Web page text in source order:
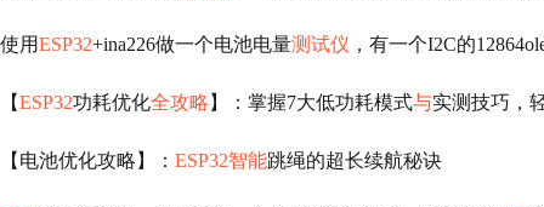
使用ESP32+ina226做一个电池电量测试仪 ，有一个I2C的
【ESP32功耗优化全攻略 】：掌握7大低功耗模式与实测技巧，
【电池优化攻略】： ESP32智能跳绳的超长续航秘诀